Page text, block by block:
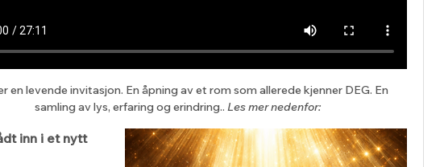
en levende invitasjon. En åpning av et rom som allerede kjenner DEG. En
samling av lys, erfaring og erindring.. Les mer nedenfor:
inn i et nytt